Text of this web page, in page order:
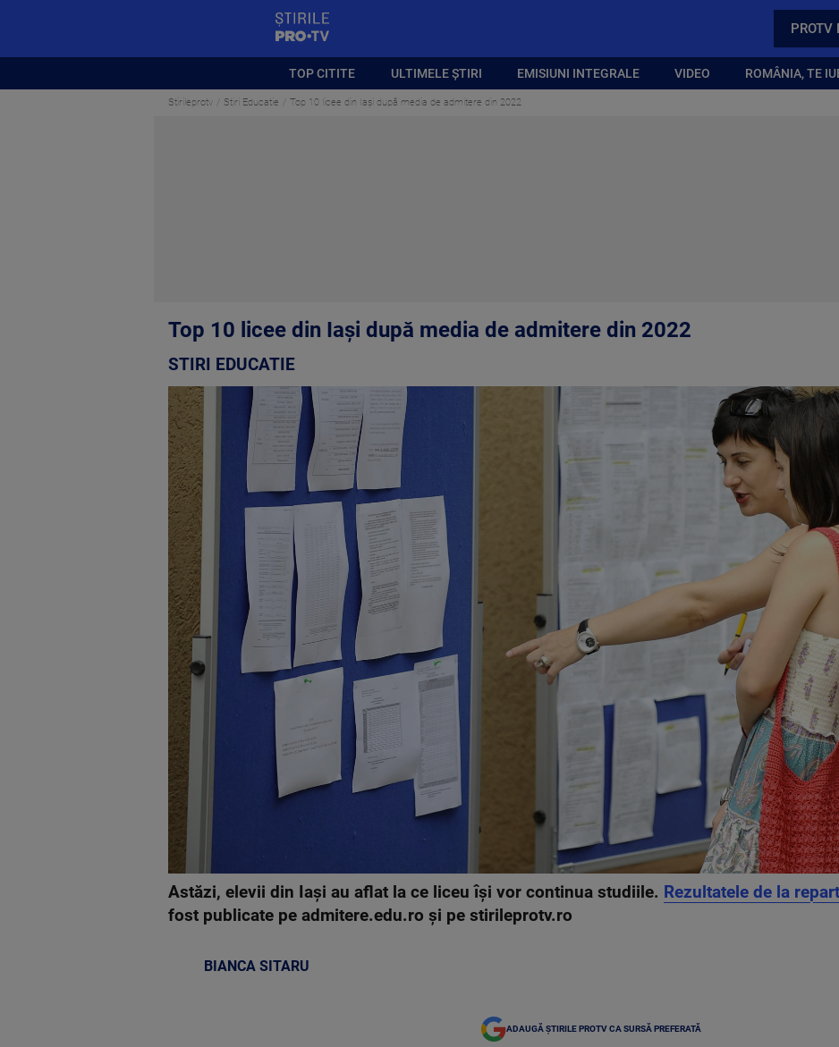
PROTV
TOP CITITE ULTIMELE ȘTIRI EMISIUNI INTEGRALE VIDEO ROMÂNIA, TE
Stirileprotv Stiri Educatie Top 10 licee din Iași după media de admitere din 2022
Top 10 licee din Iași după media de admitere din 2022
STIRI EDUCATIE
Astăzi, elevii din Iași au aflat la ce liceu își vor continua studiile. Rezultatele de la
fost publicate pe admitere.edu.ro și pe stirileprotv.ro
BIANCA SITARU
ADAUGĂ ȘTIRILE PROTV CA SURSĂ PREFERATĂ